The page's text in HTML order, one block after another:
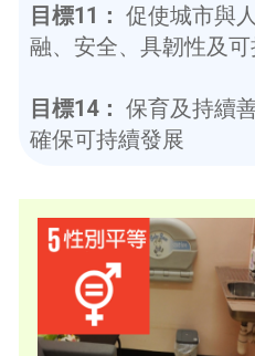
目標11： 促使城市與
融、安全、具韌性及
目標14： 保育及持續
確保可持續發展